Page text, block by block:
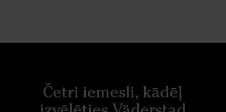
Četri iemesli, kādēļ